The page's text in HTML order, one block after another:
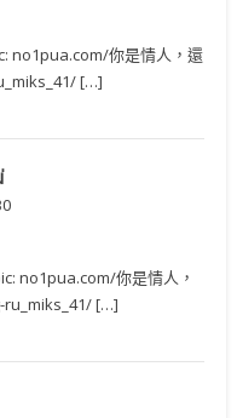
no1pua.com/你是情人，還
[…]
no1pua.com/你是情人，
ru_miks_41/ […]